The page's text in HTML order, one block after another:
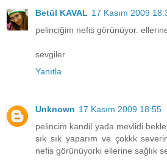
Betül KAVAL 17 Kasım 2009
pelinciğim nefis görünüyor. ellerine
sevgiler
Yanıtla
Unknown 17 Kasım 2009 18:55
pelincim kandil yada mevlidi
sık sık yaparım ve çokkk
nefis görünüyorki ellerine sağlık